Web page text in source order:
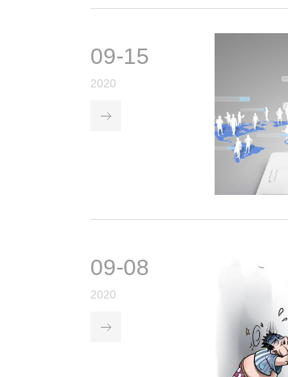
09-15
2020
09-08
2020